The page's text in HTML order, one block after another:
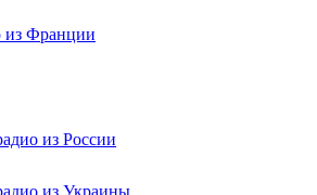
из Франции
из России
из Украины